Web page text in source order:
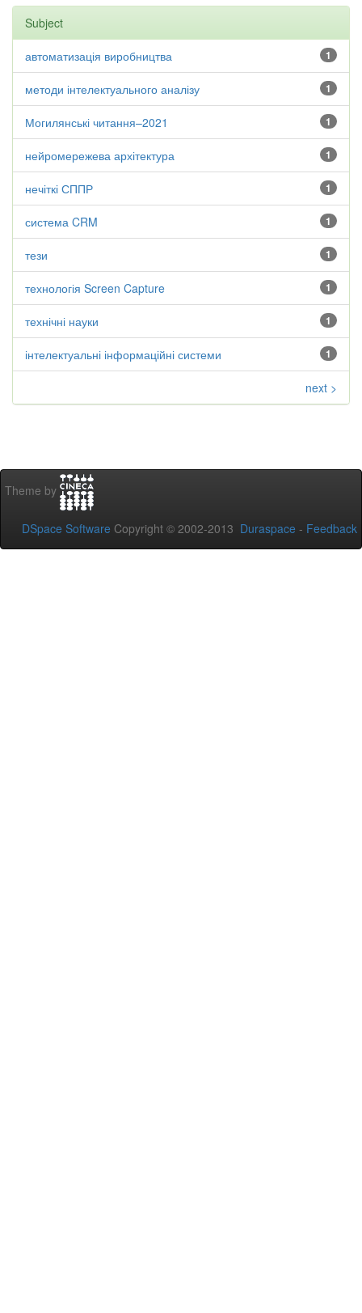
Subject
1
автоматизація виробництва
1
методи інтелектуального аналізу
1
Могилянські читання–2021
1
нейромережева архітектура
1
нечіткі СППР
1
система CRM
1
тези
1
технологія Screen Capture
1
технічні науки
1
інтелектуальні інформаційні системи
next >
Theme by
DSpace Software Copyright © 2002-2013 Duraspace - Feedback